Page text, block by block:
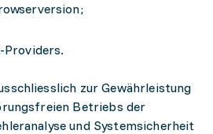
Providers.
zur Gewährleistung
Betriebs der
und Systemsicherheit